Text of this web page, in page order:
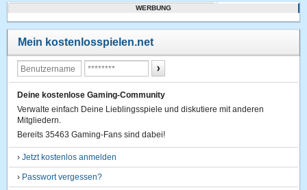
WERBUNG
Mein kostenlosspielen.net
Deine kostenlose Gaming-Community
Verwalte einfach Deine Lieblingsspiele und diskutiere mit anderen
Mitgliedern.
Bereits 35463 Gaming-Fans sind dabei!
›Jetzt kostenlos anmelden
› Passwort vergessen?